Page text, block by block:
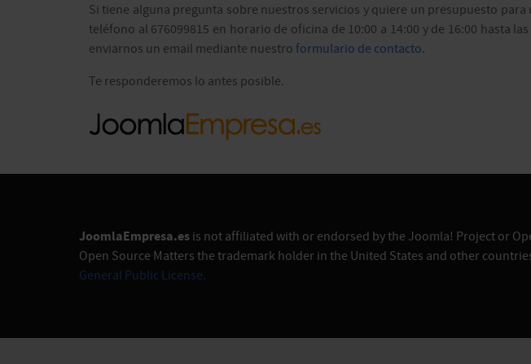
Si tiene alguna pregunta sobre nuestros servicios y quiere un presupuesto
teléfono al 676099815 en horario de oficina de 10:00 a 14:00 y de 16:00 hasta
enviarnos un email mediante nuestro formulario de contacto.
Te responderemos lo antes posible.
JoomlaEmpresa.es is not affiliated with or endorsed by the Joomla! Project or
Open Source Matters the trademark holder in the United States and other
General Public License.